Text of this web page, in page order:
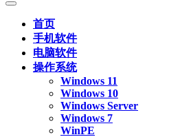
首页
手机软件
电脑软件
操作系统
Windows 11
Windows 10
Windows Server
Windows 7
WinPE